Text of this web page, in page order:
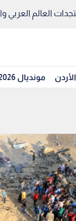
العالم العربي
الأردن مونديال 2026